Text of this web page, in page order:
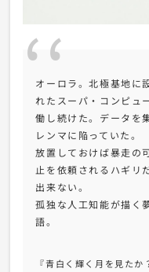
オーロラ。北極基地に
れたスーパ・コンピュ
働し続けた。データを
レンマに陥っていた。
放置しておけば暴走の
止を依頼されるハギリ
出来ない。
孤独な人工知能が描く
語。
『青白く輝く月を見